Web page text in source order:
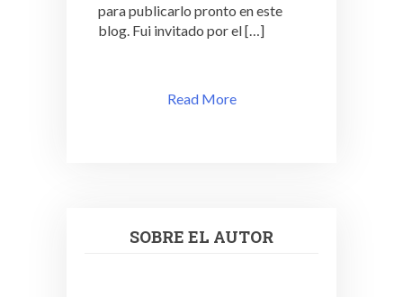
para publicarlo pronto en este
blog. Fui invitado por el […]
Read More
SOBRE EL AUTOR